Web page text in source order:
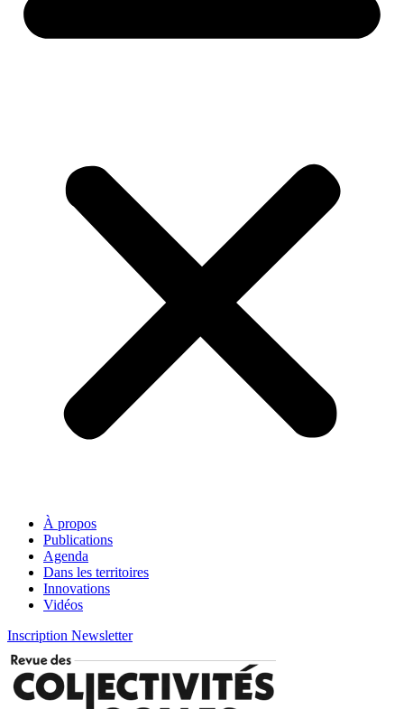
À propos
Publications
Agenda
Dans les territoires
Innovations
Vidéos
Inscription Newsletter